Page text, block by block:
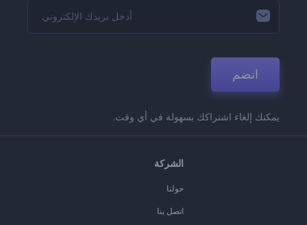
انضم
يمكنك إلغاء اشتراكك بسهولة في أي وقت.
الشركة
حولنا
اتصل بنا